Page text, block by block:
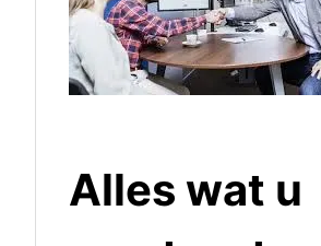
Alles wat u